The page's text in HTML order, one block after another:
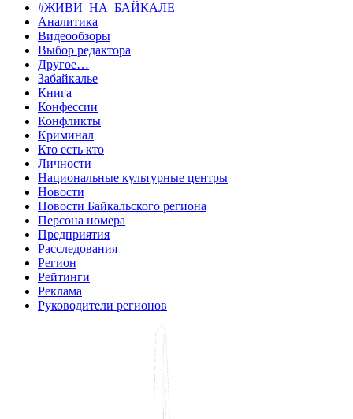
#ЖИВИ_НА_БАЙКАЛЕ
Аналитика
Видеообзоры
Выбор редактора
Другое…
Забайкалье
Книга
Конфессии
Конфликты
Криминал
Кто есть кто
Личности
Национальные культурные центры
Новости
Новости Байкальского региона
Персона номера
Предприятия
Расследования
Регион
Рейтинги
Реклама
Руководители регионов